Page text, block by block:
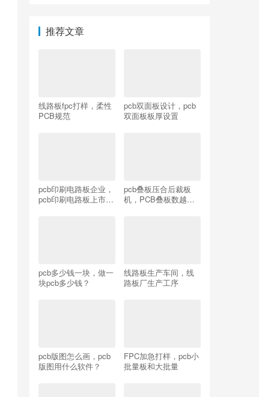
推荐文章
线路板fpc打样，柔性
PCB规范
pcb双面板设计，pcb
双面板板厚设置
pcb印刷电路板企业，
pcb印刷电路板上市公
pcb叠板压合后裁板
机，PCB叠板数越多
pcb多少钱一块，做一
块pcb多少钱？
线路板生产车间，线
路板厂生产工序
pcb版图怎么画，pcb
版图用什么软件？
FPC加急打样，pcb小
批量板和大批量